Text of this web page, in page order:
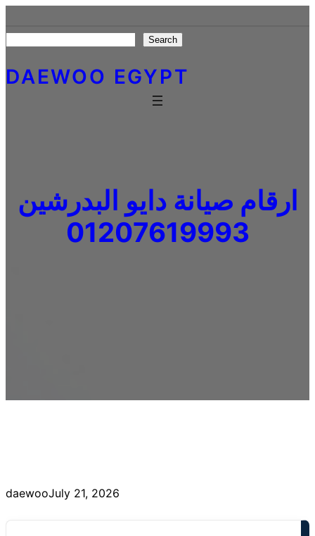
to
content
Search
DAEWOO EGYPT
ارقام صيانة دايو البدرشين
01207619993
daewooJuly 21, 2026